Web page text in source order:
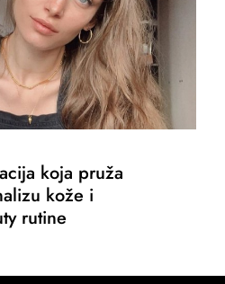
koja pruža
kože i
rutine